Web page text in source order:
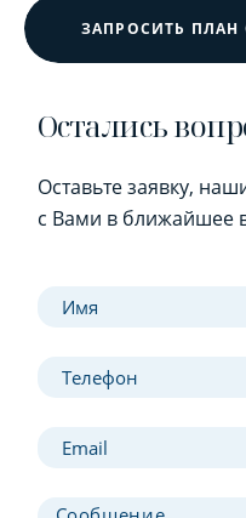
ЗАПРОСИТЬ ПЛАН
Остались
Оставьте заявку,
с Вами в ближайшее